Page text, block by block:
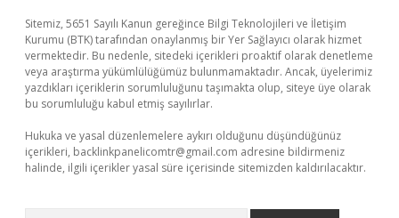
Sitemiz, 5651 Sayılı Kanun gereğince Bilgi Teknolojileri ve İletişim
Kurumu (BTK) tarafından onaylanmış bir Yer Sağlayıcı olarak hizmet
vermektedir. Bu nedenle, sitedeki içerikleri proaktif olarak denetleme
veya araştırma yükümlülüğümüz bulunmamaktadır. Ancak, üyelerimiz
yazdıkları içeriklerin sorumluluğunu taşımakta olup, siteye üye olarak
bu sorumluluğu kabul etmiş sayılırlar.
Hukuka ve yasal düzenlemelere aykırı olduğunu düşündüğünüz
içerikleri, backlinkpanelicomtr@gmail.com adresine bildirmeniz
halinde, ilgili içerikler yasal süre içerisinde sitemizden kaldırılacaktır.